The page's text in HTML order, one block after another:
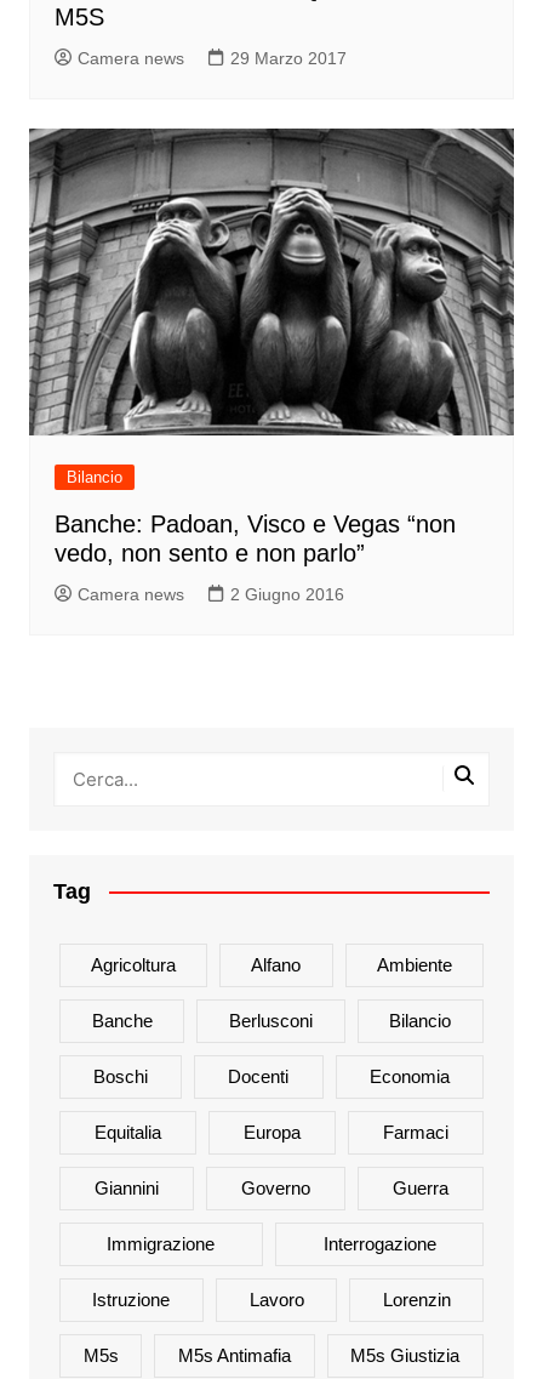
M5S
Camera news 29 Marzo 2017
Bilancio
Banche: Padoan, Visco e Vegas “non
vedo, non sento e non parlo”
Camera news 2 Giugno 2016
Tag
Agricoltura Alfano Ambiente
Banche Berlusconi Bilancio
Boschi Docenti Economia
Equitalia Europa Farmaci
Giannini Governo Guerra
Immigrazione Interrogazione
Istruzione Lavoro Lorenzin
M5s M5s Antimafia M5s Giustizia